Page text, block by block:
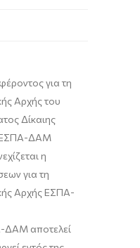
για τη
Αρχής του
Δίκαιης
ΕΣΠΑ-ΔΑΜ
η
για τη
Αρχής ΕΣΠΑ-
ΔΑΜ αποτελεί